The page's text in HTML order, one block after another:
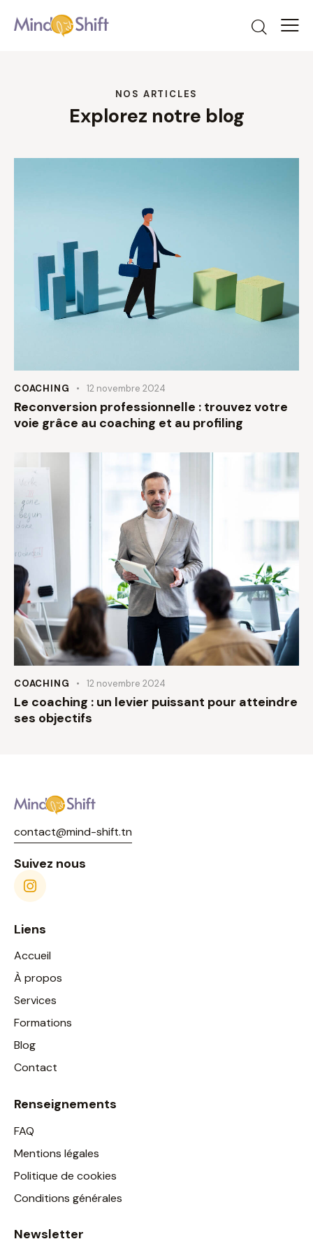
NOS ARTICLES
Explorez notre blog
COACHING 12 novembre 2024
Reconversion professionnelle : trouvez votre
voie grâce au coaching et au profiling
COACHING 12 novembre 2024
Le coaching : un levier puissant pour atteindre
ses objectifs
contact@mind-shift.tn
Suivez nous
Liens
Accueil
À propos
Services
Formations
Blog
Contact
Renseignements
FAQ
Mentions légales
Politique de cookies
Conditions générales
Newsletter